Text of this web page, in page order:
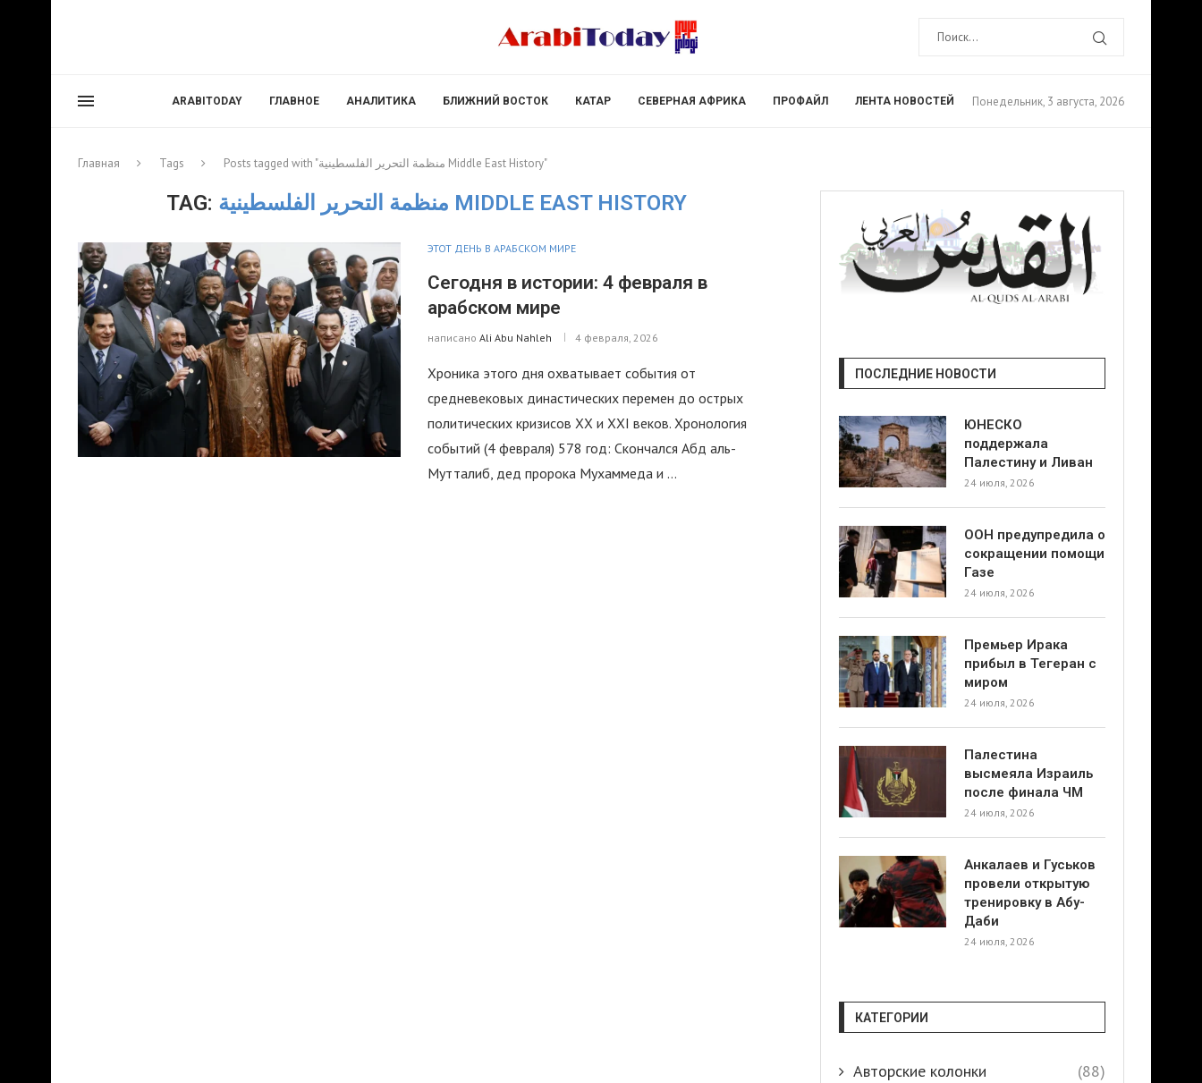
ARABITODAY ГЛАВНОЕ АНАЛИТИКА БЛИЖНИЙ ВОСТОК КАТАР СЕВЕРНАЯ АФРИКА ПРОФАЙЛ ЛЕНТА НОВОСТЕЙ Понедельник, 3 августа, 2026
Главная Tags Posts tagged with "منظمة التحرير الفلسطينية Middle East History"
TAG: منظمة التحرير الفلسطينية MIDDLE EAST HISTORY
ЭТОТ ДЕНЬ В АРАБСКОМ МИРЕ
Сегодня в истории: 4 февраля в
арабском мире
написано Ali Abu Nahleh 4 февраля, 2026
Хроника этого дня охватывает события от
средневековых династических перемен до острых
политических кризисов XX и XXI веков. Хронология
событий (4 февраля) 578 год: Скончался Абд аль-
Мутталиб, дед пророка Мухаммеда и …
ПОСЛЕДНИЕ НОВОСТИ
ЮНЕСКО
поддержала
Палестину и Ливан
24 июля, 2026
ООН предупредила о
сокращении помощи
Газе
24 июля, 2026
Премьер Ирака
прибыл в Тегеран с
миром
24 июля, 2026
Палестина
высмеяла Израиль
после финала ЧМ
24 июля, 2026
Анкалаев и Гуськов
провели открытую
тренировку в Абу-
Даби
24 июля, 2026
КАТЕГОРИИ
Авторские колонки (88)